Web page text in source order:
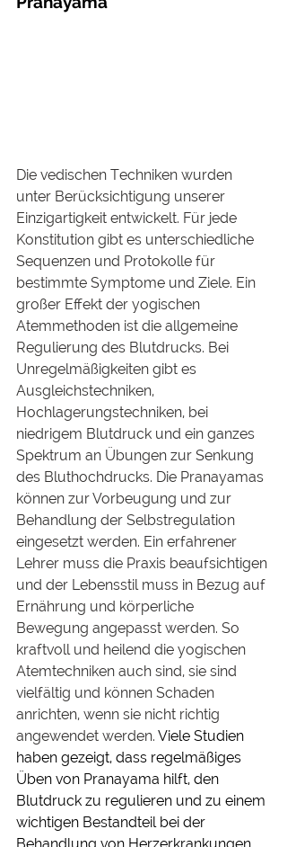
Die vedischen Techniken wurden
unter Berücksichtigung unserer
Einzigartigkeit entwickelt. Für jede
Konstitution gibt es unterschiedliche
Sequenzen und Protokolle für
bestimmte Symptome und Ziele. Ein
großer Effekt der yogischen
Atemmethoden ist die allgemeine
Regulierung des Blutdrucks. Bei
Unregelmäßigkeiten gibt es
Ausgleichstechniken,
Hochlagerungstechniken, bei
niedrigem Blutdruck und ein ganzes
Spektrum an Übungen zur Senkung
des Bluthochdrucks. Die Pranayamas
können zur Vorbeugung und zur
Behandlung der Selbstregulation
eingesetzt werden. Ein erfahrener
Lehrer muss die Praxis beaufsichtigen
und der Lebensstil muss in Bezug auf
Ernährung und körperliche
Bewegung angepasst werden. So
kraftvoll und heilend die yogischen
Atemtechniken auch sind, sie sind
vielfältig und können Schaden
anrichten, wenn sie nicht richtig
angewendet werden. Viele Studien
haben gezeigt, dass regelmäßiges
Üben von Pranayama hilft, den
Blutdruck zu regulieren und zu einem
wichtigen Bestandteil bei der